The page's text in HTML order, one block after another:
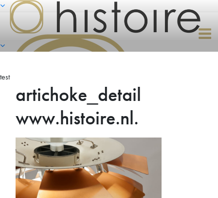
Naar
inhoud
springen
test
artichoke_detail
www.histoire.nl.